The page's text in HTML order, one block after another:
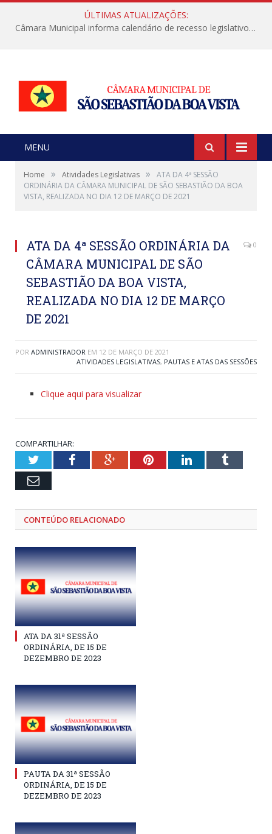
ÚLTIMAS ATUALIZAÇÕES:
Câmara Municipal informa calendário de recesso legislativo de julho
MENU
Home » Atividades Legislativas »
ATA DA 4ª SESSÃO
ORDINÁRIA DA CÂMARA MUNICIPAL DE SÃO SEBASTIÃO DA BOA
VISTA, REALIZADA NO DIA 12 DE MARÇO DE 2021
ATA DA 4ª SESSÃO ORDINÁRIA DA
CÂMARA MUNICIPAL DE SÃO
SEBASTIÃO DA BOA VISTA,
REALIZADA NO DIA 12 DE MARÇO
DE 2021
0
POR ADMINISTRADOR EM 12 DE MARÇO DE 2021
ATIVIDADES LEGISLATIVAS, PAUTAS E ATAS DAS SESSÕES
Clique aqui para visualizar
COMPARTILHAR:
TwitterFacebookGoogle+PinterestLinkedInTumblr
Email
CONTEÚDO RELACIONADO
ATA DA 31ª SESSÃO
ORDINÁRIA, DE 15 DE
DEZEMBRO DE 2023
PAUTA DA 31ª SESSÃO
ORDINÁRIA, DE 15 DE
DEZEMBRO DE 2023